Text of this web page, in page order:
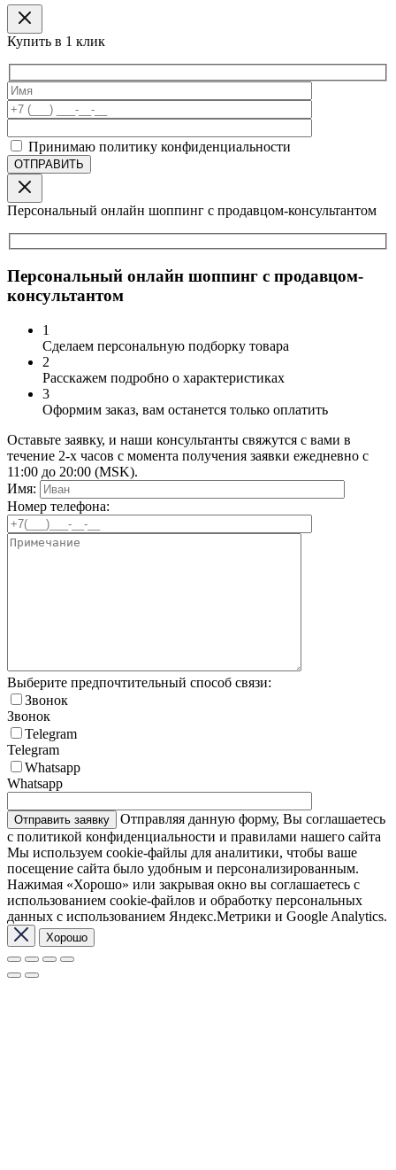
Купить в 1 клик
Принимаю политику конфиденциальности
Персональный онлайн шоппинг с продавцом-консультантом
Персональный онлайн шоппинг с продавцом-
консультантом
1
Сделаем персональную подборку товара
2
Расскажем подробно о характеристиках
3
Оформим заказ, вам останется только оплатить
Оставьте заявку, и наши консультанты свяжутся с вами в
течение 2-х часов с момента получения заявки ежедневно с
11:00 до 20:00 (MSK).
Имя:
Номер телефона:
Выберите предпочтительный способ связи:
Звонок
Звонок
Telegram
Telegram
Whatsapp
Whatsapp
Отправляя данную форму, Вы соглашаетесь
с политикой конфиденциальности и правилами нашего сайта
Мы используем cookie-файлы для аналитики, чтобы ваше
посещение сайта было удобным и персонализированным.
Нажимая «Хорошо» или закрывая окно вы соглашаетесь с
использованием cookie-файлов и обработку персональных
данных с использованием Яндекс.Метрики и Google Analytics.
Хорошо